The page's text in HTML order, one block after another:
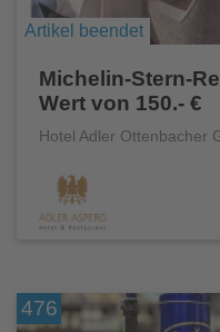
Artikel beendet
Michelin-Stern-
Wert von 150.- €
Hotel Adler Ottenbacher
476